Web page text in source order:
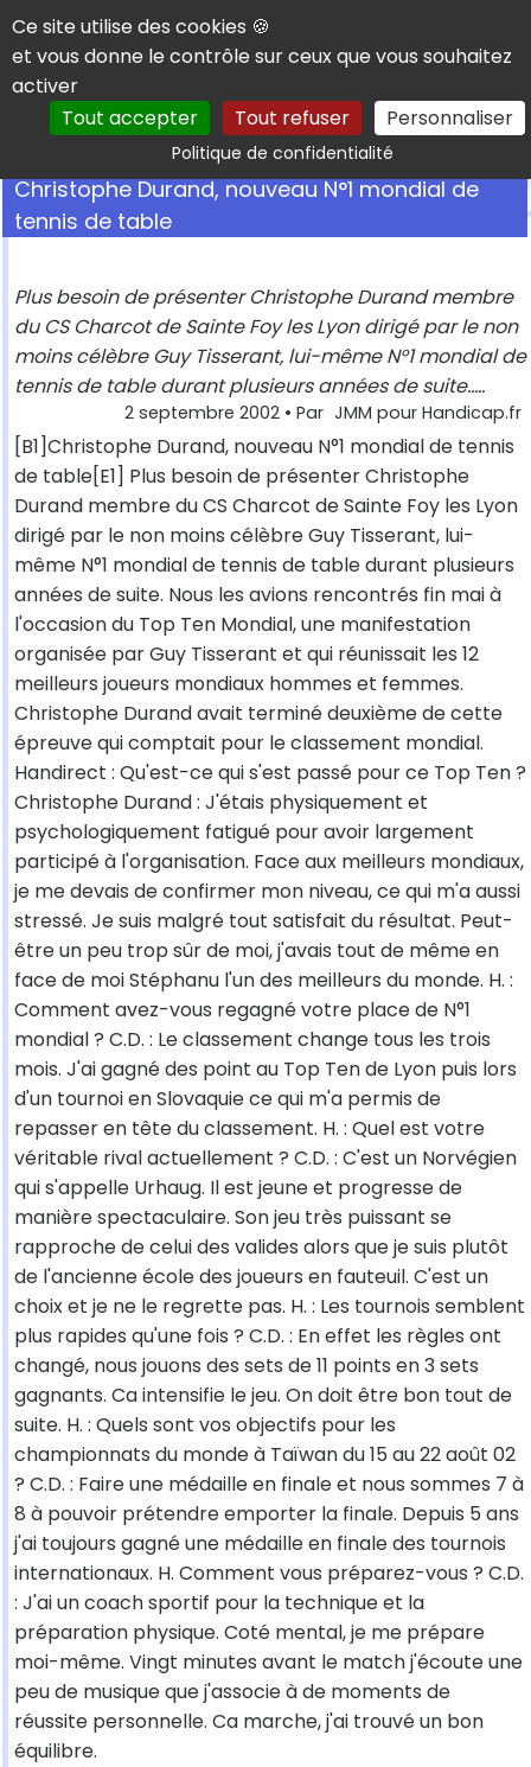
Panneau de gestion des cookies
Ce site utilise des cookies 🍪
et vous donne le contrôle sur ceux que vous souhaitez
activer
Tout accepter
Tout refuser Personnaliser
Politique de confidentialitéRechercher
Christophe Durand, nouveau N°1 mondial de
tennis de table
Plus besoin de présenter Christophe Durand membre
du CS Charcot de Sainte Foy les Lyon dirigé par le non
moins célèbre Guy Tisserant, lui-même N°1 mondial de
tennis de table durant plusieurs années de suite.....
2 septembre 2002 • Par JMM pour Handicap.fr
[B1]Christophe Durand, nouveau N°1 mondial de tennis
de table[E1] Plus besoin de présenter Christophe
Durand membre du CS Charcot de Sainte Foy les Lyon
dirigé par le non moins célèbre Guy Tisserant, lui-
même N°1 mondial de tennis de table durant plusieurs
années de suite. Nous les avions rencontrés fin mai à
l'occasion du Top Ten Mondial, une manifestation
organisée par Guy Tisserant et qui réunissait les 12
meilleurs joueurs mondiaux hommes et femmes.
Christophe Durand avait terminé deuxième de cette
épreuve qui comptait pour le classement mondial.
Handirect : Qu'est-ce qui s'est passé pour ce Top Ten ?
Christophe Durand : J'étais physiquement et
psychologiquement fatigué pour avoir largement
participé à l'organisation. Face aux meilleurs mondiaux,
je me devais de confirmer mon niveau, ce qui m'a aussi
stressé. Je suis malgré tout satisfait du résultat. Peut-
être un peu trop sûr de moi, j'avais tout de même en
face de moi Stéphanu l'un des meilleurs du monde. H. :
Comment avez-vous regagné votre place de N°1
mondial ? C.D. : Le classement change tous les trois
mois. J'ai gagné des point au Top Ten de Lyon puis lors
d'un tournoi en Slovaquie ce qui m'a permis de
repasser en tête du classement. H. : Quel est votre
véritable rival actuellement ? C.D. : C'est un Norvégien
qui s'appelle Urhaug. Il est jeune et progresse de
manière spectaculaire. Son jeu très puissant se
rapproche de celui des valides alors que je suis plutôt
de l'ancienne école des joueurs en fauteuil. C'est un
choix et je ne le regrette pas. H. : Les tournois semblent
plus rapides qu'une fois ? C.D. : En effet les règles ont
changé, nous jouons des sets de 11 points en 3 sets
gagnants. Ca intensifie le jeu. On doit être bon tout de
suite. H. : Quels sont vos objectifs pour les
championnats du monde à Taïwan du 15 au 22 août 02
? C.D. : Faire une médaille en finale et nous sommes 7 à
8 à pouvoir prétendre emporter la finale. Depuis 5 ans
j'ai toujours gagné une médaille en finale des tournois
internationaux. H. Comment vous préparez-vous ? C.D.
: J'ai un coach sportif pour la technique et la
préparation physique. Coté mental, je me prépare
moi-même. Vingt minutes avant le match j'écoute une
peu de musique que j'associe à de moments de
réussite personnelle. Ca marche, j'ai trouvé un bon
équilibre.